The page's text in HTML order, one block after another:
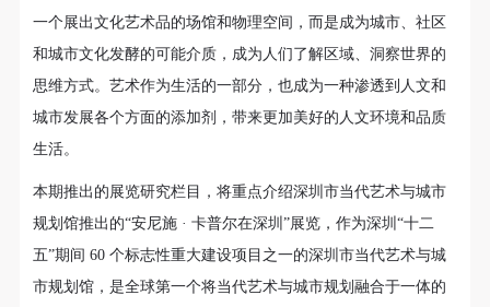
一个展出文化艺术品的场馆和物理空间，而是成为城市、社区
和城市文化发酵的可能介质，成为人们了解区域、洞察世界的
思维方式。艺术作为生活的一部分，也成为一种渗透到人文和
城市发展各个方面的添加剂，带来更加美好的人文环境和品质
生活。
本期推出的展览研究栏目，将重点介绍深圳市当代艺术与城市
规划馆推出的“安尼施 · 卡普尔在深圳”展览，作为深圳“十二
五”期间 60 个标志性重大建设项目之一的深圳市当代艺术与城
市规划馆，是全球第一个将当代艺术与城市规划融合于一体的